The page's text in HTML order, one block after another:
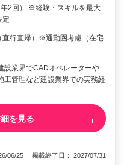
2回） ※経験・スキルを最大
定
直行直帰）※通勤圏考慮（在宅
業界でCADオペレーターや
管理など建設業界での実務経
を見る
06/25 掲載終了日： 2027/07/31